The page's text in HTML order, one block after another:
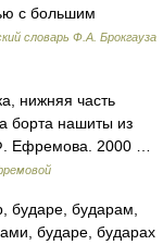
с большим
словарь Ф.А. Брокгауза
нижняя часть
борта нашиты из
Ефремова. 2000 …
бударе, бударам,
бударе, бударах